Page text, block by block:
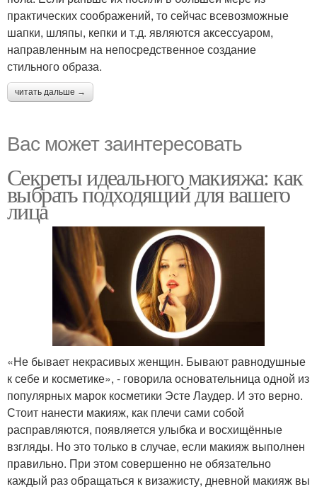
практических соображений, то сейчас всевозможные
шапки, шляпы, кепки и т.д. являются аксессуаром,
направленным на непосредственное создание
стильного образа.
читать дальше →
Вас может заинтересовать
Секреты идеального макияжа: как
выбрать подходящий для вашего
лица
«Не бывает некрасивых женщин. Бывают равнодушные
к себе и косметике», - говорила основательница одной из
популярных марок косметики Эсте Лаудер. И это верно.
Стоит нанести макияж, как плечи сами собой
расправляются, появляется улыбка и восхищённые
взгляды. Но это только в случае, если макияж выполнен
правильно. При этом совершенно не обязательно
каждый раз обращаться к визажисту, дневной макияж вы